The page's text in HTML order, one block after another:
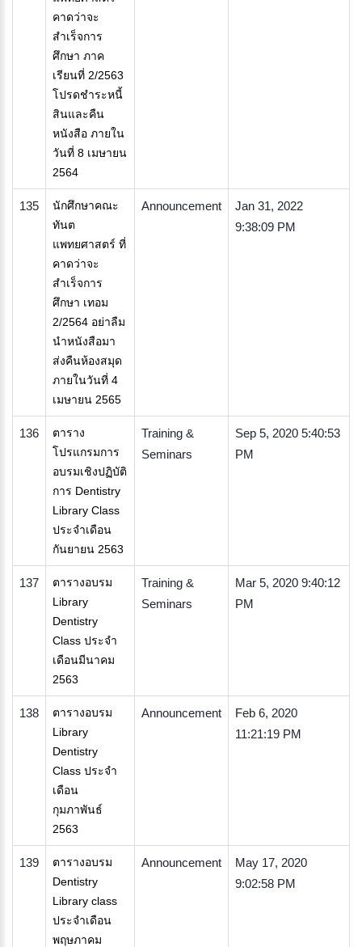
คาดว่าจะ
สำเร็จการ
ศึกษา ภาค
เรียนที่ 2/2563
โปรดชำระหนี้
สินและคืน
หนังสือ ภายใน
วันที่ 8 เมษายน
2564
135
นักศึกษาคณะ
ทันต
แพทยศาสตร์ ที่
คาดว่าจะ
สำเร็จการ
ศึกษา เทอม
2/2564 อย่าลืม
นำหนังสือมา
ส่งคืนห้องสมุด
ภายในวันที่ 4
เมษายน 2565
Announcement
Jan 31, 2022
9:38:09 PM
136
ตาราง
โปรแกรมการ
อบรมเชิงปฏิบัติ
การ Dentistry
Library Class
ประจำเดือน
กันยายน 2563
Training &
Seminars
Sep 5, 2020 5:40:53
PM
137
ตารางอบรม
Library
Dentistry
Class ประจำ
เดือนมีนาคม
2563
Training &
Seminars
Mar 5, 2020 9:40:12
PM
138
ตารางอบรม
Library
Dentistry
Class ประจำ
เดือน
กุมภาพันธ์
2563
Announcement
Feb 6, 2020
11:21:19 PM
139
ตารางอบรม
Dentistry
Library class
ประจำเดือน
พฤษภาคม
Announcement
May 17, 2020
9:02:58 PM